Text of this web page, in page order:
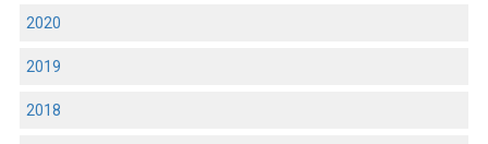
2020
2019
2018